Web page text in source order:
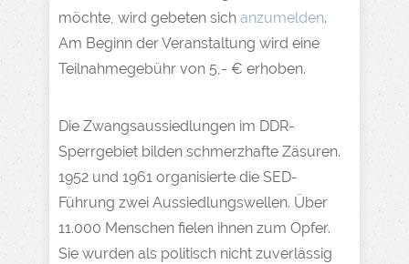
möchte, wird gebeten sich anzumelden.
Am Beginn der Veranstaltung wird eine
Teilnahmegebühr von 5,- € erhoben.
Die Zwangsaussiedlungen im DDR-
Sperrgebiet bilden schmerzhafte Zäsuren.
1952 und 1961 organisierte die SED-
Führung zwei Aussiedlungswellen. Über
11.000 Menschen fielen ihnen zum Opfer.
Sie wurden als politisch nicht zuverlässig